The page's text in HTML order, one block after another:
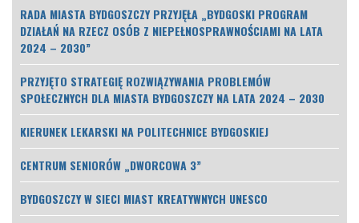
RADA MIASTA BYDGOSZCZY PRZYJĘŁA „BYDGOSKI PROGRAM
DZIAŁAŃ NA RZECZ OSÓB Z NIEPEŁNOSPRAWNOŚCIAMI NA LATA
2024 – 2030”
PRZYJĘTO STRATEGIĘ ROZWIĄZYWANIA PROBLEMÓW
SPOŁECZNYCH DLA MIASTA BYDGOSZCZY NA LATA 2024 – 2030
KIERUNEK LEKARSKI NA POLITECHNICE BYDGOSKIEJ
CENTRUM SENIORÓW „DWORCOWA 3”
BYDGOSZCZY W SIECI MIAST KREATYWNYCH UNESCO